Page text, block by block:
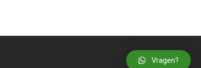
Vragen?